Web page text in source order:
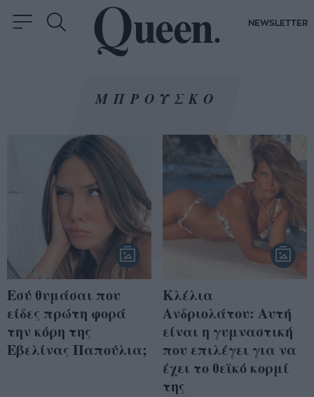
NEWSLETTER
ΜΠΡΟΥΣΚΟ
Εσύ θυμάσαι που
είδες πρώτη φορά
την κόρη της
Εβελίνας Παπούλια;
Κλέλια
Ανδριολάτου: Αυτή
είναι η γυμναστική
που επιλέγει για να
έχει το θεϊκό κορμί
της